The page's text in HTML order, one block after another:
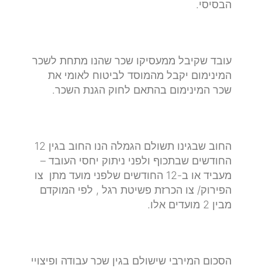
הבסיסי.
עובד שקיבל ממעסיקו שכר שהנו מתחת לשכר
המינימום יקבל מהמוסד לביטוח לאומי את
שכר המינימום בהתאם לחוק הגנת השכר.
החוב שבגינו תשולם הגמלה הנו החוב בגין 12
החודשים שבתכוף ולפני ניתוק יחסי העובד –
מעביד או ב-12 החודשים שלפני מועד מתן צו
הפירוק/ צו הכרזת פשיטת רגל , לפי המוקדם
מבין 2 מועדים אלו.
הסכום המירבי שישולם בגין שכר עבודה ופיצויי